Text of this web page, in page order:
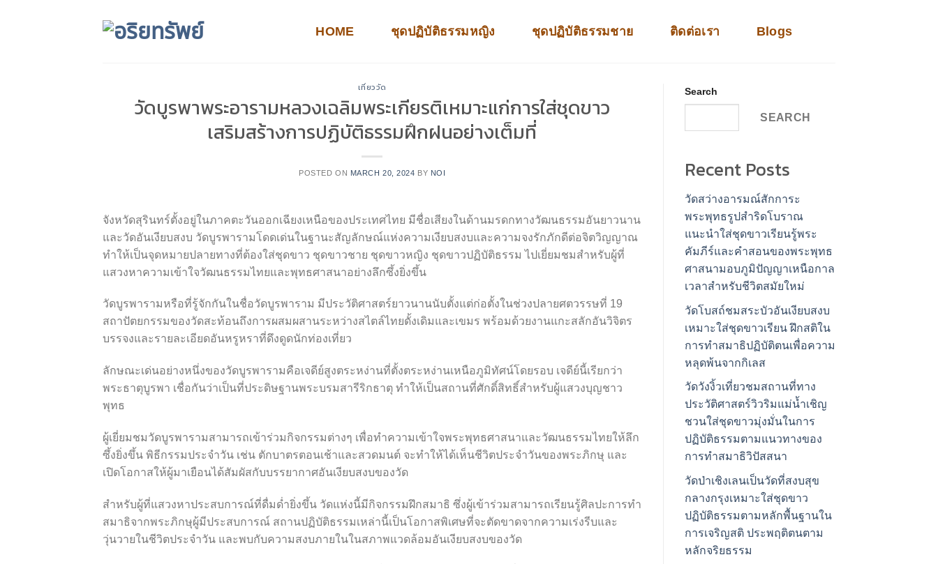
HOME ชุดปฏิบัติธรรมหญิง ชุดปฏิบัติธรรมชาย ติดต่อเรา Blogs
เที่ยววัด
วัดบูรพาพระอารามหลวงเฉลิมพระเกียรติเหมาะแก่การใส่ชุดขาว
เสริมสร้างการปฏิบัติธรรมฝึกฝนอย่างเต็มที่
POSTED ON MARCH 20, 2024 BY NOI
จังหวัดสุรินทร์ตั้งอยู่ในภาคตะวันออกเฉียงเหนือของประเทศไทย มีชื่อเสียงในด้านมรดกทางวัฒนธรรมอันยาวนาน
และวัดอันเงียบสงบ วัดบูรพารามโดดเด่นในฐานะสัญลักษณ์แห่งความเงียบสงบและความจงรักภักดีต่อจิตวิญญาณ
ทำให้เป็นจุดหมายปลายทางที่ต้องใส่ชุดขาว ชุดขาวชาย ชุดขาวหญิง ชุดขาวปฏิบัติธรรม ไปเยี่ยมชมสำหรับผู้ที่
แสวงหาความเข้าใจวัฒนธรรมไทยและพุทธศาสนาอย่างลึกซึ้งยิ่งขึ้น
วัดบูรพารามหรือที่รู้จักกันในชื่อวัดบูรพาราม มีประวัติศาสตร์ยาวนานนับตั้งแต่ก่อตั้งในช่วงปลายศตวรรษที่ 19
สถาปัตยกรรมของวัดสะท้อนถึงการผสมผสานระหว่างสไตล์ไทยดั้งเดิมและเขมร พร้อมด้วยงานแกะสลักอันวิจิตร
บรรจงและรายละเอียดอันหรูหราที่ดึงดูดนักท่องเที่ยว
ลักษณะเด่นอย่างหนึ่งของวัดบูรพารามคือเจดีย์สูงตระหง่านที่ตั้งตระหง่านเหนือภูมิทัศน์โดยรอบ เจดีย์นี้เรียกว่า
พระธาตุบูรพา เชื่อกันว่าเป็นที่ประดิษฐานพระบรมสารีริกธาตุ ทำให้เป็นสถานที่ศักดิ์สิทธิ์สำหรับผู้แสวงบุญชาว
พุทธ
ผู้เยี่ยมชมวัดบูรพารามสามารถเข้าร่วมกิจกรรมต่างๆ เพื่อทำความเข้าใจพระพุทธศาสนาและวัฒนธรรมไทยให้ลึก
ซึ้งยิ่งขึ้น พิธีกรรมประจำวัน เช่น ตักบาตรตอนเช้าและสวดมนต์ จะทำให้ได้เห็นชีวิตประจำวันของพระภิกษุ และ
เปิดโอกาสให้ผู้มาเยือนได้สัมผัสกับบรรยากาศอันเงียบสงบของวัด
สำหรับผู้ที่แสวงหาประสบการณ์ที่ดื่มด่ำยิ่งขึ้น วัดแห่งนี้มีกิจกรรมฝึกสมาธิ ซึ่งผู้เข้าร่วมสามารถเรียนรู้ศิลปะการทำ
สมาธิจากพระภิกษุผู้มีประสบการณ์ สถานปฏิบัติธรรมเหล่านี้เป็นโอกาสพิเศษที่จะตัดขาดจากความเร่งรีบและ
วุ่นวายในชีวิตประจำวัน และพบกับความสงบภายในในสภาพแวดล้อมอันเงียบสงบของวัด
Search
SEARCH
Recent Posts
วัดสว่างอารมณ์สักการะ
พระพุทธรูปสำริดโบราณ
แนะนำใส่ชุดขาวเรียนรู้พระ
คัมภีร์และคำสอนของพระพุทธ
ศาสนามอบภูมิปัญญาเหนือกาล
เวลาสำหรับชีวิตสมัยใหม่
วัดโบสถ์ชมสระบัวอันเงียบสงบ
เหมาะใส่ชุดขาวเรียน ฝึกสติใน
การทำสมาธิปฏิบัติตนเพื่อความ
หลุดพ้นจากกิเลส
วัดวังงิ้วเที่ยวชมสถานที่ทาง
ประวัติศาสตร์วิวริมแม่น้ำเชิญ
ชวนใส่ชุดขาวมุ่งมั่นในการ
ปฏิบัติธรรมตามแนวทางของ
การทำสมาธิวิปัสสนา
วัดป่าเชิงเลนเป็นวัดที่สงบสุข
กลางกรุงเหมาะใส่ชุดขาว
ปฏิบัติธรรมตามหลักพื้นฐานใน
การเจริญสติ ประพฤติตนตาม
หลักจริยธรรม